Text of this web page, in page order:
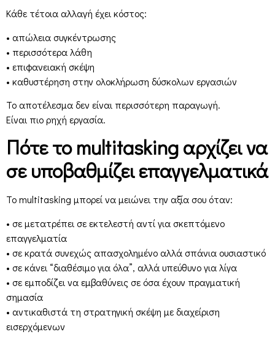
Κάθε τέτοια αλλαγή έχει κόστος:
• απώλεια συγκέντρωσης
• περισσότερα λάθη
• επιφανειακή σκέψη
• καθυστέρηση στην ολοκλήρωση δύσκολων εργασιών
Το αποτέλεσμα δεν είναι περισσότερη παραγωγή.
Είναι πιο ρηχή εργασία.
Πότε το multitasking αρχίζει να
σε υποβαθμίζει επαγγελματικά
Το multitasking μπορεί να μειώνει την αξία σου όταν:
• σε μετατρέπει σε εκτελεστή αντί για σκεπτόμενο
επαγγελματία
• σε κρατά συνεχώς απασχολημένο αλλά σπάνια ουσιαστικό
• σε κάνει “διαθέσιμο για όλα”, αλλά υπεύθυνο για λίγα
• σε εμποδίζει να εμβαθύνεις σε όσα έχουν πραγματική
σημασία
• αντικαθιστά τη στρατηγική σκέψη με διαχείριση
εισερχόμενων